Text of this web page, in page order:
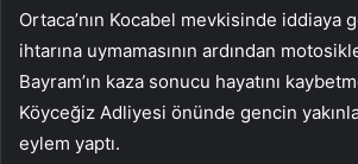
Ortaca’nın Kocabel mevkisinde iddiaya
ihtarına uymamasının ardından
Bayram’ın kaza sonucu hayatını
Köyceğiz Adliyesi önünde gencin
eylem yaptı.